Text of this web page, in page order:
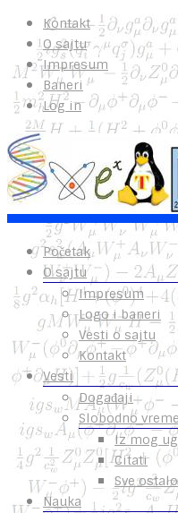
Kontakt
O sajtu
Impresum
Baneri
Log in
Početak
O sajtu
Impresum
Logo i baneri
Vesti o sajtu
Kontakt
Vesti
Događaji
Slobodno vreme
Iz mog
Citati
Sve ostalo
Nauka